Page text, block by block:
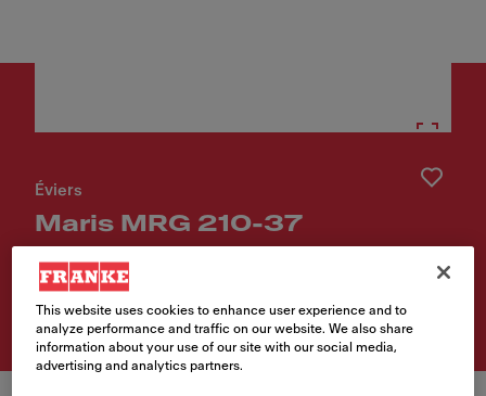
Éviers
Maris MRG 210-37
Numéro d'article
This website uses cookies to enhance user experience and to
analyze performance and traffic on our website. We also share
information about your use of our site with our social media,
advertising and analytics partners.